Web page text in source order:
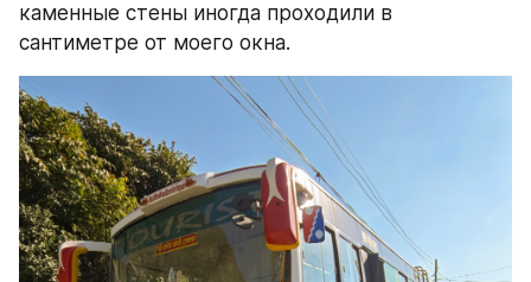
каменные стены иногда проходили в
сантиметре от моего окна.